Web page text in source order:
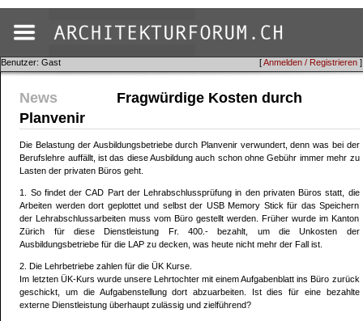
[Anmelden / Registrieren ]
Benutzer: Gast
News
Fragwürdige Kosten durch
Planvenir
Die Belastung der Ausbildungsbetriebe durch Planvenir verwundert, denn was bei der
Berufslehre auffällt, ist das diese Ausbildung auch schon ohne Gebühr immer mehr zu
Lasten der privaten Büros geht.
1. So findet der CAD Part der Lehrabschlussprüfung in den privaten Büros statt, die
Arbeiten werden dort geplottet und selbst der USB Memory Stick für das Speichern
der Lehrabschlussarbeiten muss vom Büro gestellt werden. Früher wurde im Kanton
Zürich für diese Dienstleistung Fr. 400.- bezahlt, um die Unkosten der
Ausbildungsbetriebe für die LAP zu decken, was heute nicht mehr der Fall ist.
2. Die Lehrbetriebe zahlen für die ÜK Kurse.
Im letzten ÜK-Kurs wurde unsere Lehrtochter mit einem Aufgabenblatt ins Büro zurück
geschickt, um die Aufgabenstellung dort abzuarbeiten. Ist dies für eine bezahlte
externe Dienstleistung überhaupt zulässig und zielführend?